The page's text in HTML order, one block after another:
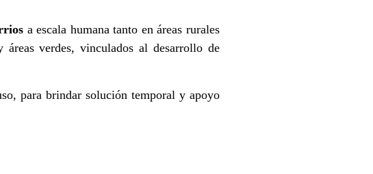
a escala humana tanto en áreas rurales
verdes, vinculados al desarrollo de
para brindar solución temporal y apoyo